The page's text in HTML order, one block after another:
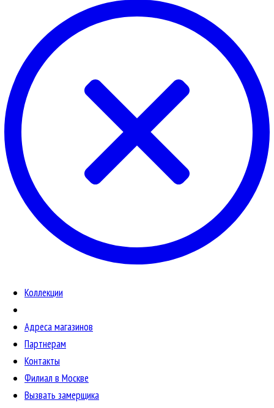
Коллекции
Адреса магазинов
Партнерам
Контакты
Филиал в Москве
Вызвать замерщика